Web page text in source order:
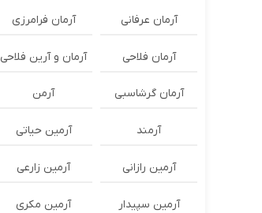
آرمان عرفانی آرمان فرامرزی
آرمان فلاحی آرمان و آرین فلاحی
آرمان گرشاسبی آرمن
آرمند آرمین حیاتی
آرمین رازانی آرمین زارعی
آرمین سپیدار آرمین مکری